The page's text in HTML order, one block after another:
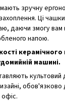
зручну
Ці
даючи змогу
напою.
машині.
культовий